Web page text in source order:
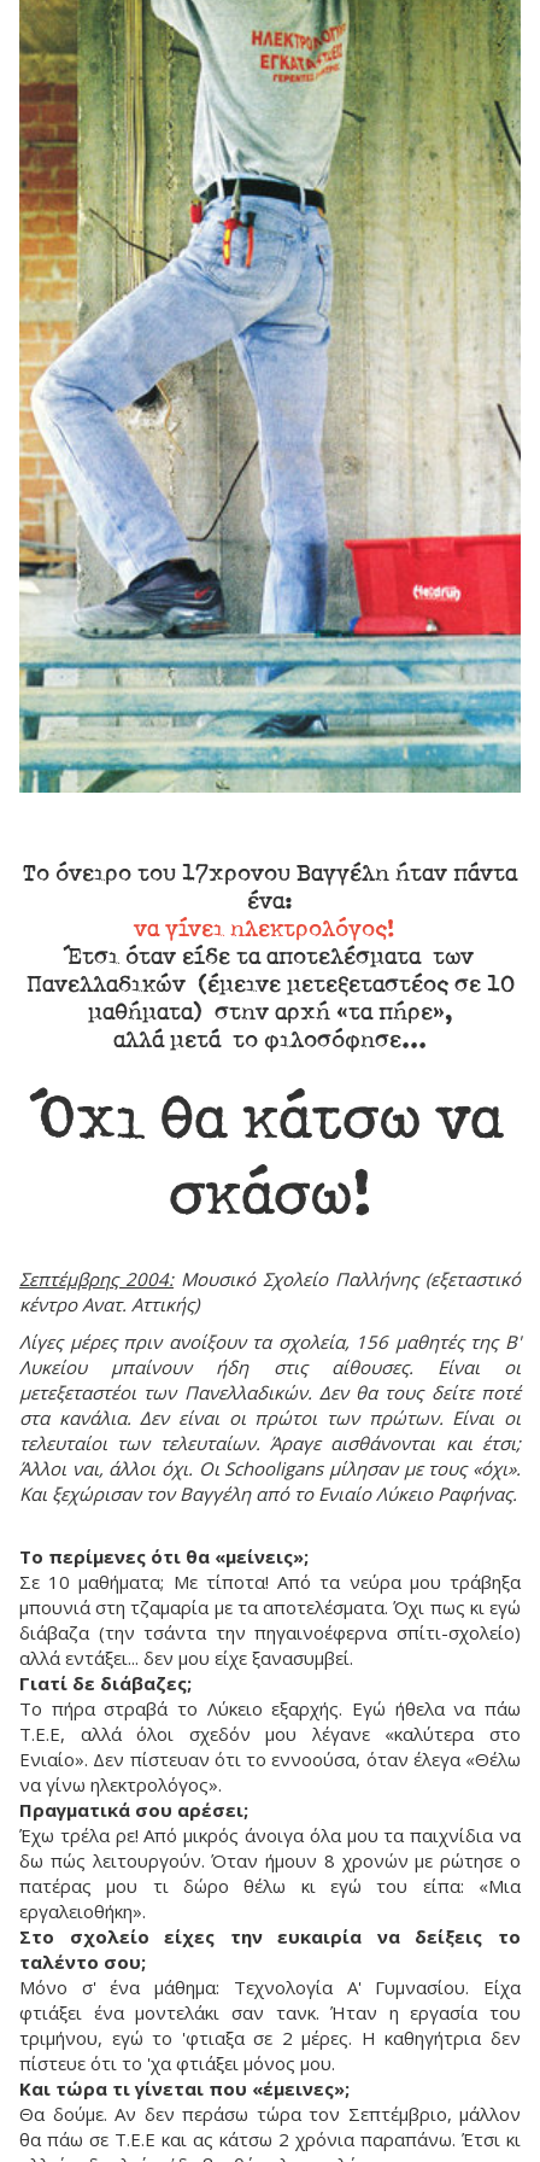
Tο όνειρο του 17χρονου Bαγγέλη ήταν πάντα
ένα:
να γίνει ηλεκτρολόγος!
Έτσι όταν είδε τα αποτελέσματα των
Πανελλαδικών (έμεινε μετεξεταστέος σε 10
μαθήματα) στην αρχή «τα πήρε»,
αλλά μετά το φιλοσόφησε...
Όχι θα κάτσω να
σκάσω!
Σεπτέμβρης 2004:Μουσικό Σχολείο Παλλήνης (εξεταστικό
κέντρο Ανατ. Αττικής)
Λίγες μέρες πριν ανοίξουν τα σχολεία, 156 μαθητές της Β'
Λυκείου μπαίνουν ήδη στις αίθουσες. Είναι οι
μετεξεταστέοι των Πανελλαδικών. Δεν θα τους δείτε ποτέ
στα κανάλια. Δεν είναι οι πρώτοι των πρώτων. Είναι οι
τελευταίοι των τελευταίων. Άραγε αισθάνονται και έτσι;
Άλλοι ναι, άλλοι όχι. Οι Schooligans μίλησαν με τους «όχι».
Και ξεχώρισαν τον Βαγγέλη από το Ενιαίο Λύκειο Ραφήνας.
Το περίμενες ότι θα «μείνεις»;
Σε 10 μαθήματα; Με τίποτα! Από τα νεύρα μου τράβηξα
μπουνιά στη τζαμαρία με τα αποτελέσματα. Όχι πως κι εγώ
διάβαζα (την τσάντα την πηγαινοέφερνα σπίτι-σχολείο)
αλλά εντάξει... δεν μου είχε ξανασυμβεί.
Γιατί δε διάβαζες;
Το πήρα στραβά το Λύκειο εξαρχής. Εγώ ήθελα να πάω
Τ.Ε.Ε, αλλά όλοι σχεδόν μου λέγανε «καλύτερα στο
Ενιαίο». Δεν πίστευαν ότι το εννοούσα, όταν έλεγα «Θέλω
να γίνω ηλεκτρολόγος».
Πραγματικά σου αρέσει;
Έχω τρέλα ρε! Από μικρός άνοιγα όλα μου τα παιχνίδια να
δω πώς λειτουργούν. Όταν ήμουν 8 χρονών με ρώτησε ο
πατέρας μου τι δώρο θέλω κι εγώ του είπα: «Μια
εργαλειοθήκη».
Στο σχολείο είχες την ευκαιρία να δείξεις το
ταλέντο σου;
Μόνο σ' ένα μάθημα: Τεχνολογία Α' Γυμνασίου. Είχα
φτιάξει ένα μοντελάκι σαν τανκ. Ήταν η εργασία του
τριμήνου, εγώ το 'φτιαξα σε 2 μέρες. Η καθηγήτρια δεν
πίστευε ότι το 'χα φτιάξει μόνος μου.
Και τώρα τι γίνεται που «έμεινες»;
Θα δούμε. Αν δεν περάσω τώρα τον Σεπτέμβριο, μάλλον
θα πάω σε Τ.Ε.Ε και ας κάτσω 2 χρόνια παραπάνω. Έτσι κι